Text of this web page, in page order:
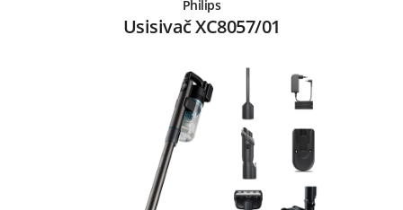
Philips
Usisivač XC8057/01